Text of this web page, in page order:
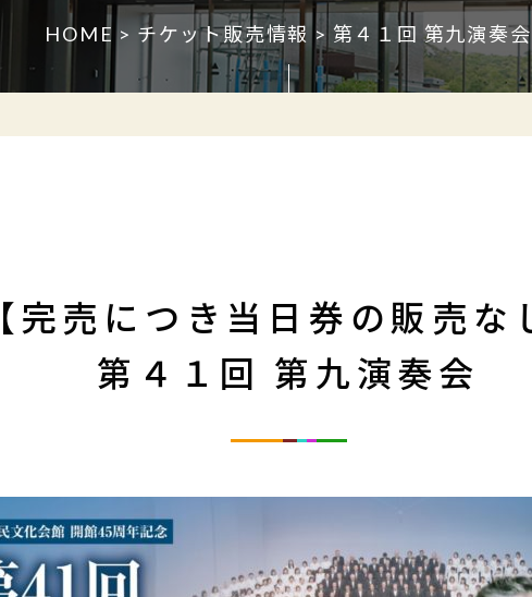
HOME > チケット販売情報 > 第４１回 第九演奏会
【完売につき当日券の販売な
第４１回 第九演奏会